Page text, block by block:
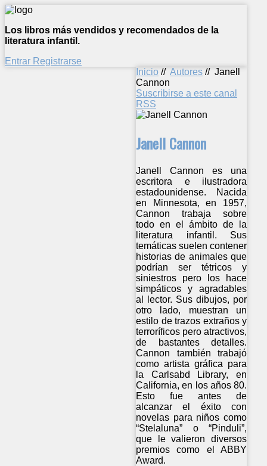
Los libros más vendidos y recomendados de la
literatura infantil.
Entrar Registrarse
Inicio // Autores // Janell
Cannon
Suscribirse a este canal
RSS
Janell Cannon
Janell Cannon es una
escritora e ilustradora
estadounidense. Nacida
en Minnesota, en 1957,
Cannon trabaja sobre
todo en el ámbito de la
literatura infantil. Sus
temáticas suelen contener
historias de animales que
podrían ser tétricos y
siniestros pero los hace
simpáticos y agradables
al lector. Sus dibujos, por
otro lado, muestran un
estilo de trazos extraños y
terroríficos pero atractivos,
de bastantes detalles.
Cannon también trabajó
como artista gráfica para
la Carlsabd Library, en
California, en los años 80.
Esto fue antes de
alcanzar el éxito con
novelas para niños como
“Stelaluna” o “Pinduli”,
que le valieron diversos
premios como el ABBY
Award.